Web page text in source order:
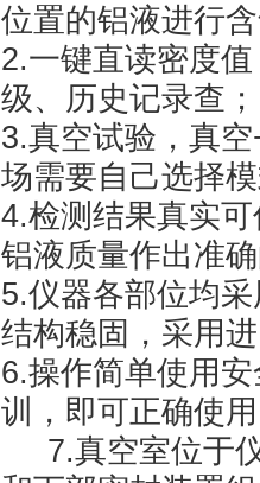
位置的铝液进行
2.一键直读密度
级、历史记录查；
3.真空试验，真
场需要自己选择
4.检测结果真实
铝液质量作出准
5.仪器各部位均
结构稳固，采用
6.操作简单使用
训，即可正确使
7.真空室位于